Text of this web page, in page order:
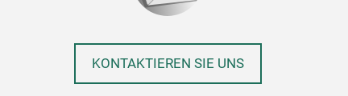
KONTAKTIEREN SIE UNS